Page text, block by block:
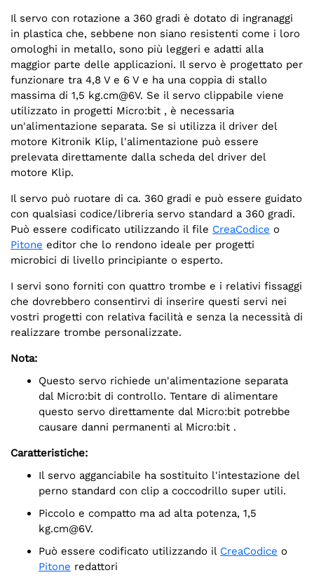
Il servo con rotazione a 360 gradi è dotato di ingranaggi
in plastica che, sebbene non siano resistenti come i loro
omologhi in metallo, sono più leggeri e adatti alla
maggior parte delle applicazioni. Il servo è progettato per
funzionare tra 4,8 V e 6 V e ha una coppia di stallo
massima di 1,5 kg.cm@6V. Se il servo clippabile viene
utilizzato in progetti Micro:bit , è necessaria
un'alimentazione separata. Se si utilizza il driver del
motore Kitronik Klip, l'alimentazione può essere
prelevata direttamente dalla scheda del driver del
motore Klip.
Il servo può ruotare di ca. 360 gradi e può essere guidato
con qualsiasi codice/libreria servo standard a 360 gradi.
Può essere codificato utilizzando il file CreaCodice o
Pitone editor che lo rendono ideale per progetti
microbici di livello principiante o esperto.
I servi sono forniti con quattro trombe e i relativi fissaggi
che dovrebbero consentirvi di inserire questi servi nei
vostri progetti con relativa facilità e senza la necessità di
realizzare trombe personalizzate.
Nota:
Questo servo richiede un'alimentazione separata
dal Micro:bit di controllo. Tentare di alimentare
questo servo direttamente dal Micro:bit potrebbe
causare danni permanenti al Micro:bit .
Caratteristiche:
Il servo agganciabile ha sostituito l'intestazione del
perno standard con clip a coccodrillo super utili.
Piccolo e compatto ma ad alta potenza, 1,5
kg.cm@6V.
Può essere codificato utilizzando il CreaCodice o
Pitone redattori